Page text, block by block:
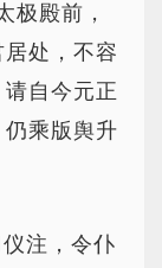
极殿前，
处，不容
自今元正
乘版舆升
注，令仆